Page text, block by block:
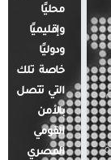
محليًا
وإقليميًا
ودوليًا
خاصة تلك
التي تتصل
بالأمن
القومي
المصري